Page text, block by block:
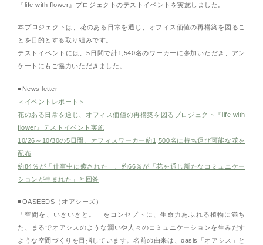
『life with flower』プロジェクトのテストイベントを実施しました。
本プロジェクトは、花のある日常を通じ、オフィス価値の再構築を図るこ
とを目的とする取り組みです。
テストイベントには、5日間で計1,540名のワーカーに参加いただき、アン
ケートにもご協力いただきました。
■News letter
＜イベントレポート＞
花のある日常を通じ、オフィス価値の再構築を図るプロジェクト『life with
flower』テストイベント実施
10/26～10/30の5日間、オフィスワーカー約1,500名に持ち運び可能な花を
配布
約84％が「仕事中に癒された」、約66％が「花を通じ新たなコミュニケー
ションが生まれた」と回答
■OASEEDS（オアシーズ）
「空間を、いきいきと。」をコンセプトに、生命力あふれる植物に満ち
た、まるでオアシスのような潤いや人々のコミュニケーションを生みだす
ような空間づくりを目指しています。名前の由来は、oasis「オアシス」と